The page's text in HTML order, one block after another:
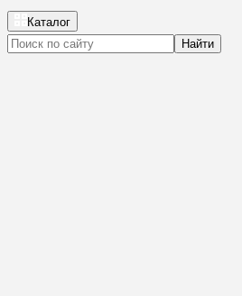
Каталог
Найти